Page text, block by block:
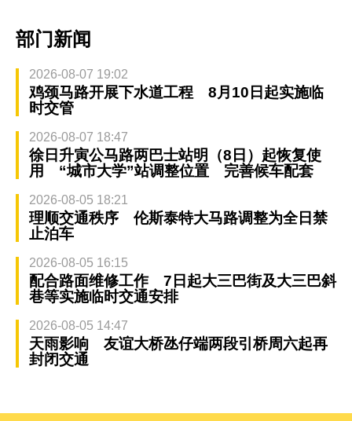
部门新闻
2026-08-07 19:02
鸡颈马路开展下水道工程 8月10日起实施临
时交管
2026-08-07 18:47
徐日升寅公马路两巴士站明（8日）起恢复使
用 “城市大学”站调整位置 完善候车配套
2026-08-05 18:21
理顺交通秩序 伦斯泰特大马路调整为全日禁
止泊车
2026-08-05 16:15
配合路面维修工作 7日起大三巴街及大三巴斜
巷等实施临时交通安排
2026-08-05 14:47
天雨影响 友谊大桥氹仔端两段引桥周六起再
封闭交通